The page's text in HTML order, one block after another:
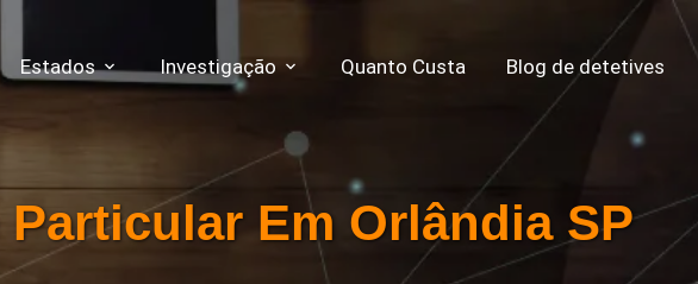
Estados Investigação Quanto Custa Blog de detetives
Em Orlândia SP